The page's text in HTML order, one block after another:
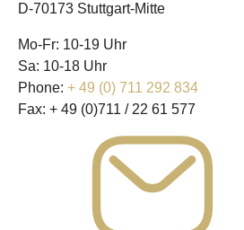
D-70173 Stuttgart-Mitte
Mo-Fr: 10-19 Uhr
Sa: 10-18 Uhr
Phone: + 49 (0) 711 292 834
Fax: + 49 (0)711 / 22 61 577